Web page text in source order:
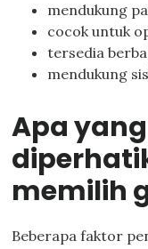
mendukung
cocok untuk
tersedia
mendukung
Apa
memilih
Beberapa faktor